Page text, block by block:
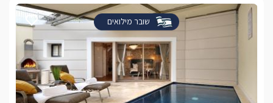
שובר מילואים